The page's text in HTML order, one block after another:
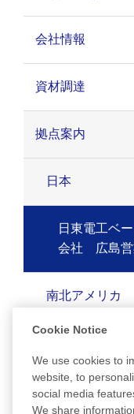
会社情報
資材調達
拠点案内
日本
日東電工ベ
会社 広島営
南北アメリカ
東アジア
Cookie Notice
We use cookies to
website, to
social media
We share